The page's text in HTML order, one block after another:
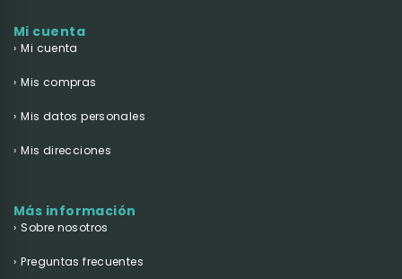
Mi cuenta
Mi cuenta
Mis compras
Mis datos personales
Mis direcciones
Más información
Sobre nosotros
Preguntas frecuentes